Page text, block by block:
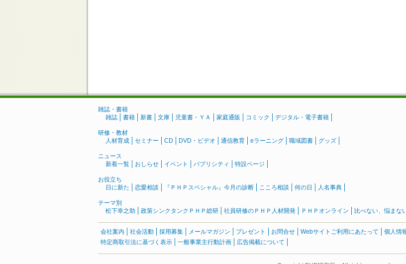
雑誌・書籍
雑誌
書籍 新書 文庫 児童書・ＹＡ 家庭通販 コミック デジタル・電子書籍
研修・教材
人材育成
セミナー CD DVD・ビデオ 通信教育 eラーニング 職域図書 グッズ
ニュース
新着一覧
おしらせ イベント パブリシティ 特設ページ
お役立ち
日に新た
恋愛相談 『ＰＨＰスペシャル』今月の診断 こころ相談 何の日 人名事典
テーマ別
松下幸之助
政策シンクタンクＰＨＰ総研 社員研修のＰＨＰ人材開発 ＰＨＰオンライン 比べない、悩まな
会社案内 社会活動 採用募集 メールマガジン プレゼント お問合せ Webサイトご利用にあたって 個人情
特定商取引法に基づく表示
一般事業主行動計画 広告掲載について